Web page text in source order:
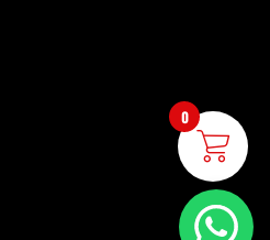
0